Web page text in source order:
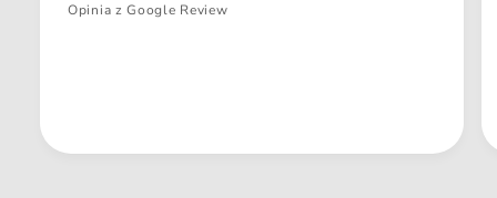
Opinia z Google Review